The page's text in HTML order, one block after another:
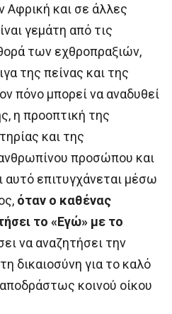
και σε άλλες
γεμάτη από τις
των εχθροπραξιών,
της πείνας και της
πόνο μπορεί να αναδυθεί
η προοπτική της
και της
προσώπου και
επιτυγχάνεται μέσω
όταν ο καθένας
το «Εγώ» με το
να αναζητήσει την
δικαιοσύνη για το καλό
κοινού οίκου